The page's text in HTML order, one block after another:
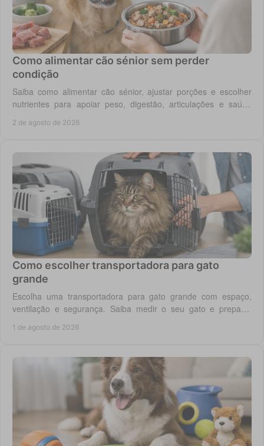
Como alimentar cão sénior sem perder
condição
Saiba como alimentar cão sénior, ajustar porções e escolher
nutrientes para apoiar peso, digestão, articulações e saúde
2 de agosto de 2026
Como escolher transportadora para gato
grande
Escolha uma transportadora para gato grande com espaço,
ventilação e segurança. Saiba medir o seu gato e preparar
1 de agosto de 2026